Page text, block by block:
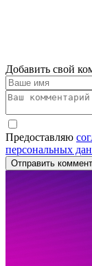
Добавить свой
Предоставляю
персональных
Отправить